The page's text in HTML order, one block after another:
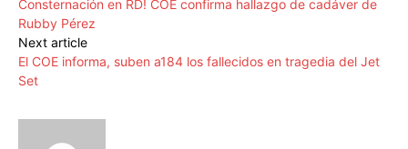
Consternación en RD! COE confirma hallazgo de cadáver de
Rubby Pérez
Next article
El COE informa, suben a184 los fallecidos en tragedia del Jet
Set